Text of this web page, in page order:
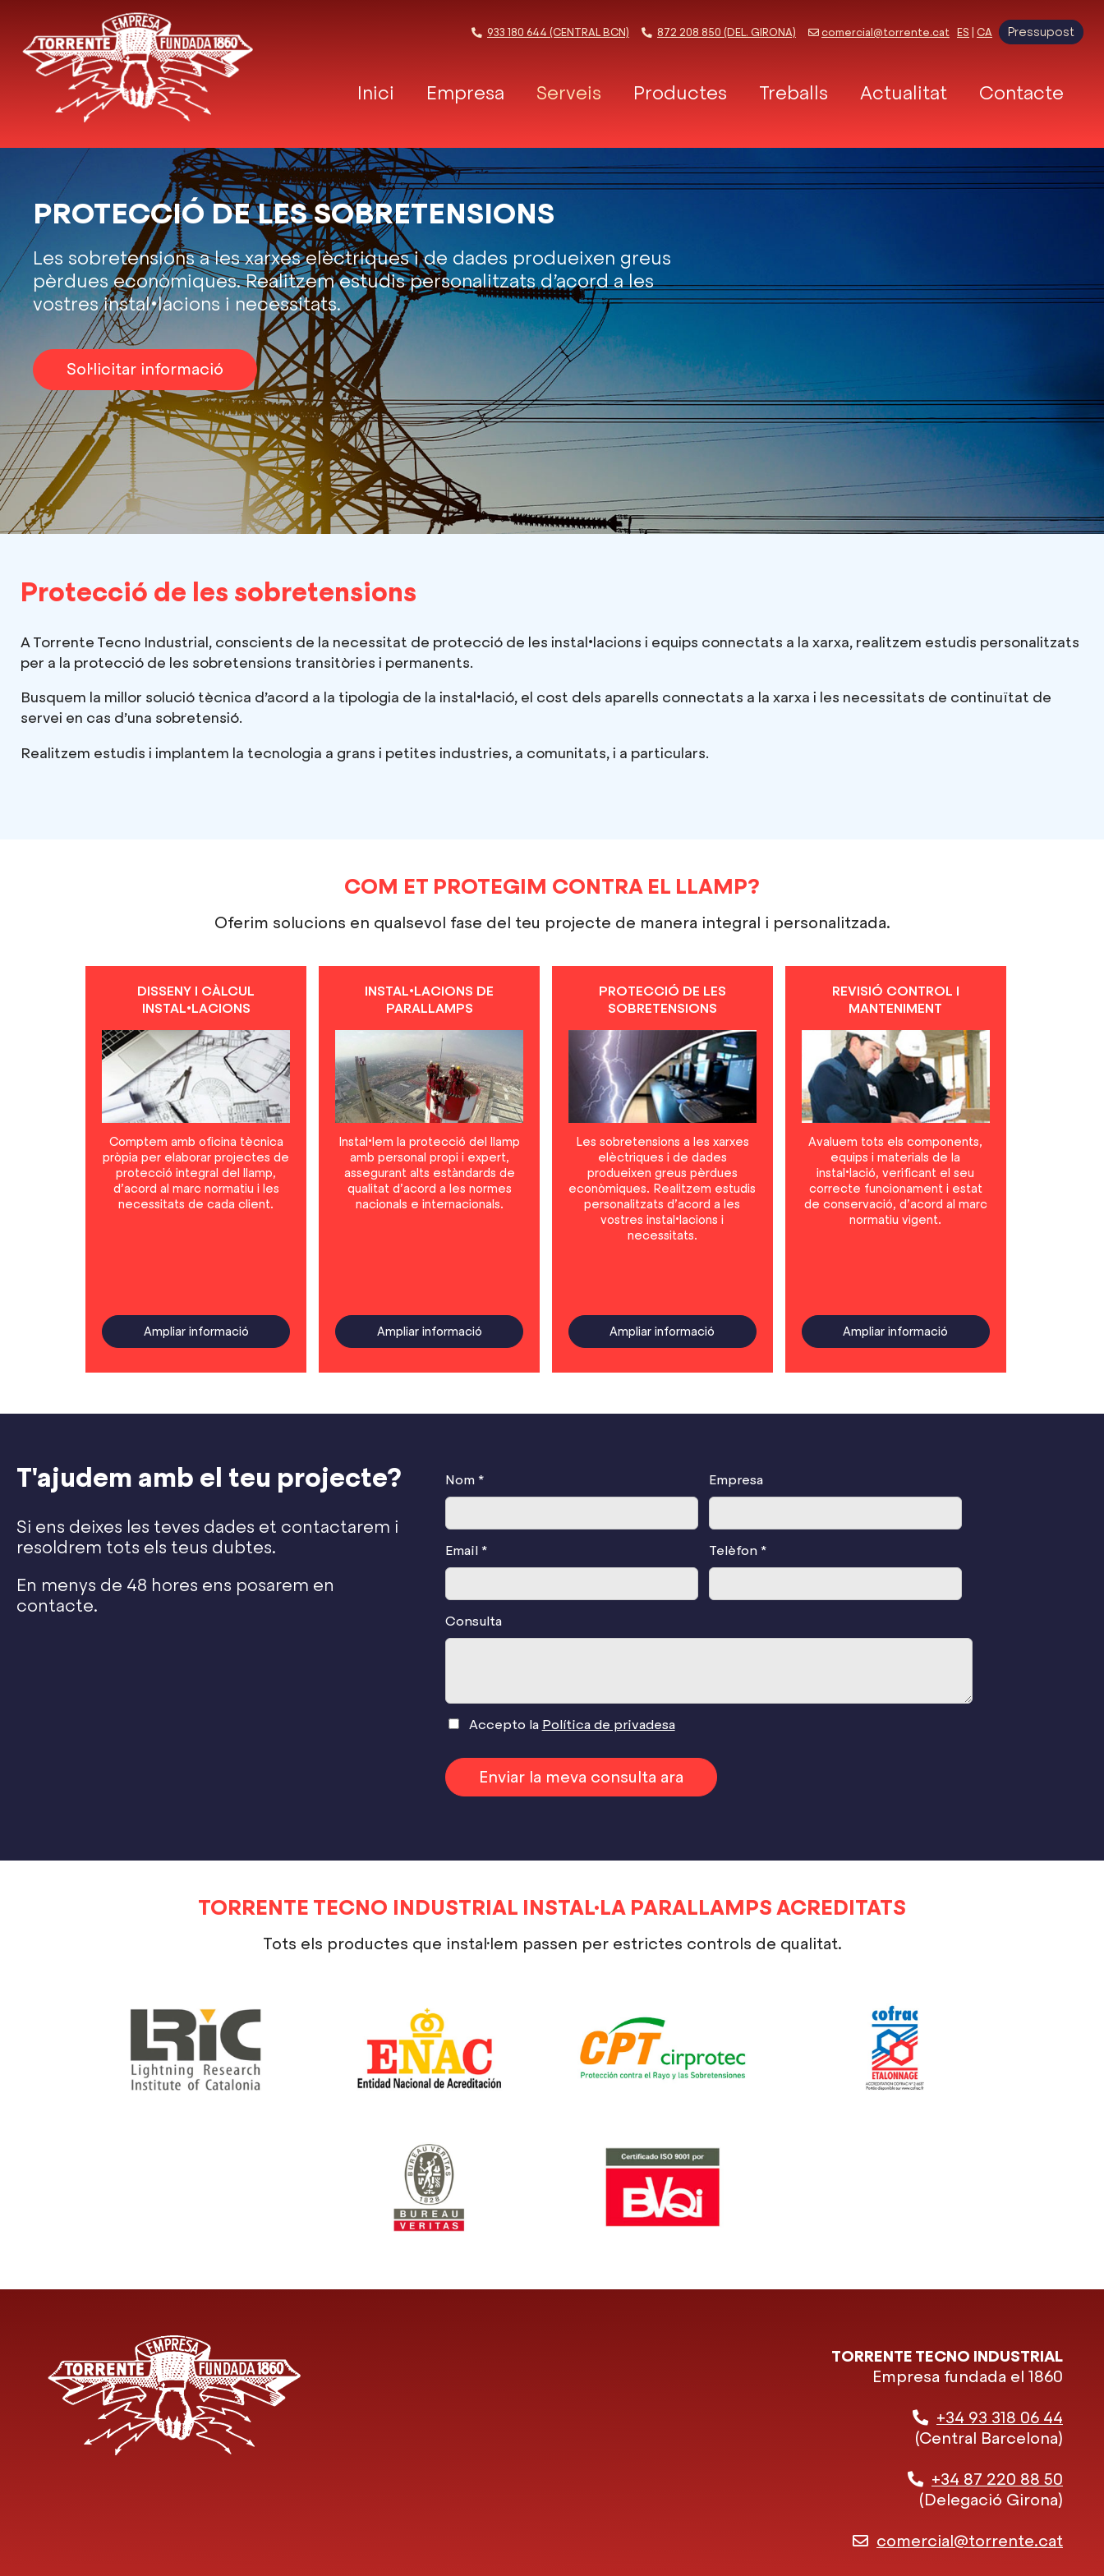
933 180 644 (CENTRAL BCN) 872 208 850 (DEL. GIRONA) comercial@torrente.cat ES CA Pressupost
Inici Empresa Serveis Productes Treballs Actualitat Contacte
PROTECCIÓ DE LES SOBRETENSIONS
Les sobretensions a les xarxes elèctriques i de dades produeixen greus
pèrdues econòmiques. Realitzem estudis personalitzats d’acord a les
vostres instal•lacions i necessitats.
Sol·licitar informació
Protecció de les sobretensions
A Torrente Tecno Industrial, conscients de la necessitat de protecció de les instal•lacions i equips connectats a la xarxa, realitzem estudis personalitzats
per a la protecció de les sobretensions transitòries i permanents.
Busquem la millor solució tècnica d’acord a la tipologia de la instal•lació, el cost dels aparells connectats a la xarxa i les necessitats de continuïtat de
servei en cas d’una sobretensió.
Realitzem estudis i implantem la tecnologia a grans i petites industries, a comunitats, i a particulars.
COM ET PROTEGIM CONTRA EL LLAMP?
Oferim solucions en qualsevol fase del teu projecte de manera integral i personalitzada.
DISSENY I CÀLCUL
INSTAL•LACIONS
Comptem amb oficina tècnica
pròpia per elaborar projectes de
protecció integral del llamp,
d’acord al marc normatiu i les
necessitats de cada client.
Ampliar informació
INSTAL•LACIONS DE
PARALLAMPS
Instal•lem la protecció del llamp
amb personal propi i expert,
assegurant alts estàndards de
qualitat d’acord a les normes
nacionals e internacionals.
Ampliar informació
PROTECCIÓ DE LES
SOBRETENSIONS
Les sobretensions a les xarxes
elèctriques i de dades
produeixen greus pèrdues
econòmiques. Realitzem estudis
personalitzats d’acord a les
vostres instal•lacions i
necessitats.
Ampliar informació
REVISIÓ CONTROL I
MANTENIMENT
Avaluem tots els components,
equips i materials de la
instal•lació, verificant el seu
correcte funcionament i estat
de conservació, d’acord al marc
normatiu vigent.
Ampliar informació
T'ajudem amb el teu projecte?
Si ens deixes les teves dades et contactarem i
resoldrem tots els teus dubtes.
En menys de 48 hores ens posarem en
contacte.
Nom * Empresa
Email * Telèfon *
Consulta
Accepto la Política de privadesa
Enviar la meva consulta ara
TORRENTE TECNO INDUSTRIAL INSTAL·LA PARALLAMPS ACREDITATS
Tots els productes que instal·lem passen per estrictes controls de qualitat.
TORRENTE TECNO INDUSTRIAL
Empresa fundada el 1860
+34 93 318 06 44
(Central Barcelona)
+34 87 220 88 50
(Delegació Girona)
comercial@torrente.cat